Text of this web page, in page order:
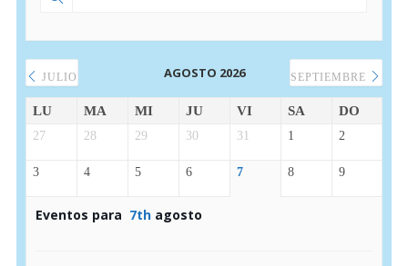
JULIO AGOSTO 2026 SEPTIEMBRE
LU MA MI JU VI SA DO
27 28 29 30 31 1 2
3 4 5 6 7 8 9
Eventos para 7thagosto